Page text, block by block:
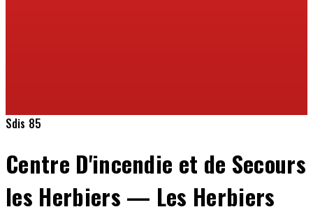
Sdis 85
Centre D'incendie et de Secours
les Herbiers — Les Herbiers